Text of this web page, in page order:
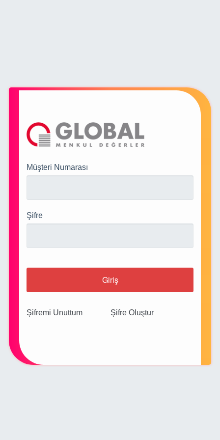
Müşteri Numarası
Şifre
Giriş
Şifremi Unuttum Şifre Oluştur